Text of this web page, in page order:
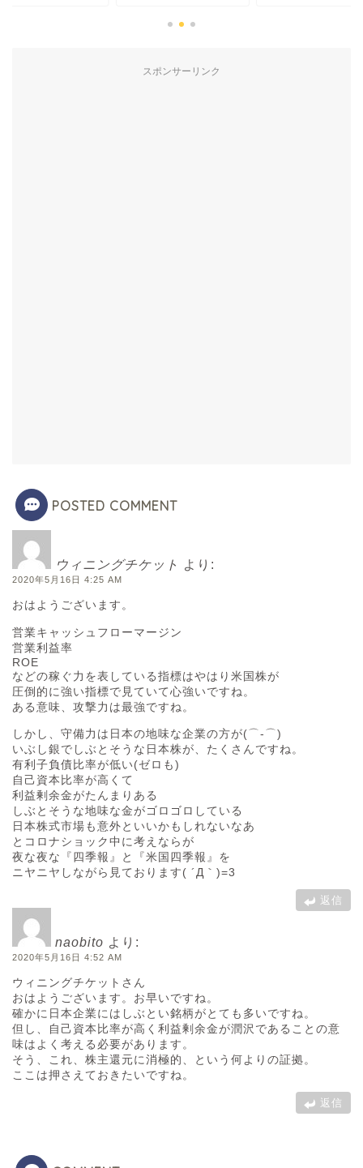
スポンサーリンク
POSTED COMMENT
ウィニングチケット より:
2020年5月16日 4:25 AM
おはようございます。
営業キャッシュフローマージン
営業利益率
ROE
などの稼ぐ力を表している指標はやはり米国株が
圧倒的に強い指標で見ていて心強いですね。
ある意味、攻撃力は最強ですね。
しかし、守備力は日本の地味な企業の方が(⌒‐⌒)
いぶし銀でしぶとそうな日本株が、たくさんですね。
有利子負債比率が低い(ゼロも)
自己資本比率が高くて
利益剰余金がたんまりある
しぶとそうな地味な金がゴロゴロしている
日本株式市場も意外といいかもしれないなあ
とコロナショック中に考えならが
夜な夜な『四季報』と『米国四季報』を
ニヤニヤしながら見ております( ´Д｀)=3
返信
naobito より:
2020年5月16日 4:52 AM
ウィニングチケットさん
おはようございます。お早いですね。
確かに日本企業にはしぶとい銘柄がとても多いですね。
但し、自己資本比率が高く利益剰余金が潤沢であることの意
味はよく考える必要があります。
そう、これ、株主還元に消極的、という何よりの証拠。
ここは押さえておきたいですね。
返信